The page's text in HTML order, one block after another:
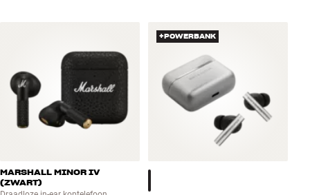
MARSHALL MINOR IV
(ZWART)
+POWERBANK